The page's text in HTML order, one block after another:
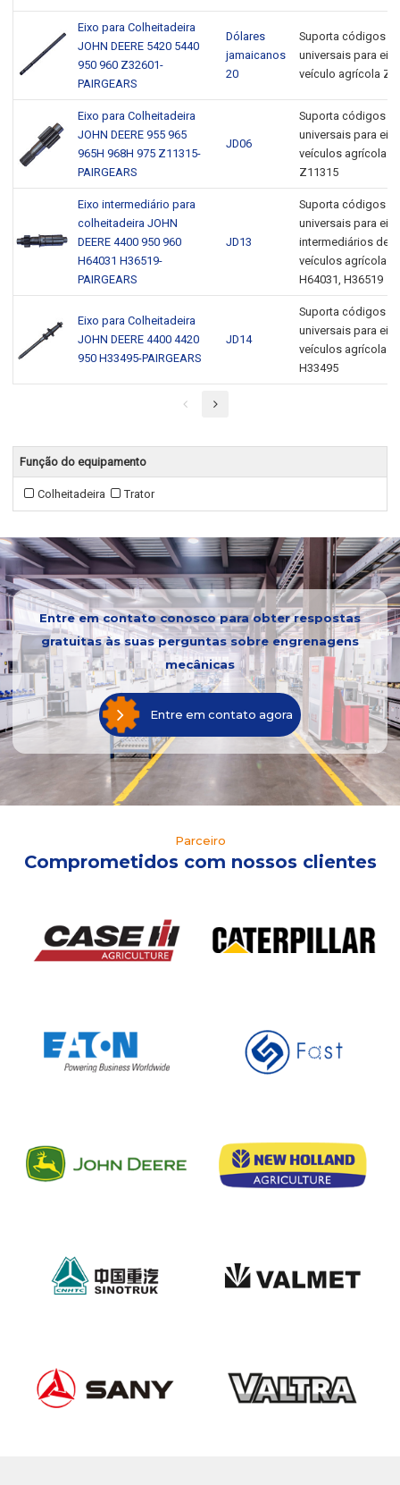
Eixo para Colheitadeira
JOHN DEERE 5420 5440
950 960 Z32601-
PAIRGEARS
Dólares
jamaicanos
20
Suporta códigos
universais para
veículo agrícola
Eixo para Colheitadeira
JOHN DEERE 955 965
965H 968H 975 Z11315-
PAIRGEARS
JD06
Suporta códigos
universais para
veículos agrícolas
Z11315
Eixo intermediário para
colheitadeira JOHN
DEERE 4400 950 960
H64031 H36519-
PAIRGEARS
JD13
Suporta códigos
universais para
intermediários de
veículos agrícolas
H64031, H36519
Eixo para Colheitadeira
JOHN DEERE 4400 4420
950 H33495-PAIRGEARS
JD14
Suporta códigos
universais para
veículos agrícolas
H33495
Função do equipamento
Colheitadeira Trator
Entre em contato conosco para obter respostas
gratuitas às suas perguntas sobre engrenagens
mecânicas
Entre em contato agora
Parceiro
Comprometidos com nossos clientes